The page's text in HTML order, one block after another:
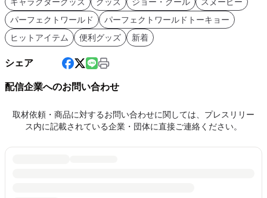
パーフェクトワールド
パーフェクトワールドトーキョー
ヒットアイテム
便利グッズ 新着
シェア
配信企業へのお問い合わせ
取材依頼・商品に対するお問い合わせに関しては、プレスリリー
ス内に記載されている企業・団体に直接ご連絡ください。